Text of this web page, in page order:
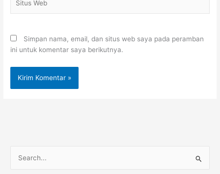
Web
Simpan nama, email, dan situs web saya pada peramban
ini untuk komentar saya berikutnya.